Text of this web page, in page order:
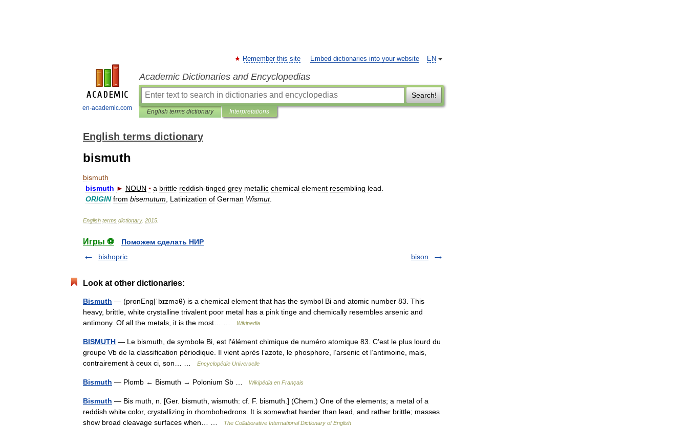
en-academic.com
EN
Remember this site Embed dictionaries into your website
Academic Dictionaries and Encyclopedias
Search!
English terms dictionary Interpretations
English terms dictionary
bismuth
bismuth
bismuth ► NOUN ▪ a brittle reddish-tinged grey metallic chemical element resembling lead
ORIGIN from bisemutum Latinization of German Wismut.
English terms dictionary. 2015
Игры ⚽
Поможем сделать НИР
bishopric
bison
Look at other dictionaries:
Bismuth — (pronEng|ˈbɪzməθ) is a chemical element that has the symbol Bi and atomic number 83. This
heavy, brittle, white crystalline trivalent poor metal has a pink tinge and chemically resembles arsenic and
antimony. Of all the metals, it is the most… …
Wikipedia
BISMUTH — Le bismuth, de symbole Bi, est l’élément chimique de numéro atomique 83. C’est le plus lourd du
groupe Vb de la classification périodique. Il vient après l’azote, le phosphore, l’arsenic et l’antimoine, mais,
contrairement à ceux ci, son… …
Encyclopédie Universelle
Bismuth — Plomb ← Bismuth → Polonium Sb … Wikipédia en Français
Bismuth — Bis muth, n. [Ger. bismuth, wismuth: cf. F. bismuth.] (Chem.) One of the elements; a metal of a
reddish white color, crystallizing in rhombohedrons. It is somewhat harder than lead, and rather brittle; masses
show broad cleavage surfaces when… …
The Collaborative International Dictionary of English